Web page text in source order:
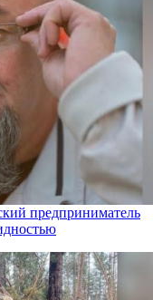
предприниматель